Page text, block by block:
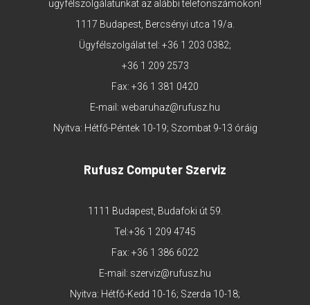
ügyfélszolgálatunkat az alábbi telefonszámokon!
1117 Budapest, Bercsényi utca 19/a.
Ügyfélszolgálat tel: +36 1 203 0382;
+36 1 209 2573
Fax: +36 1 381 0420
E-mail: webaruhaz@rufusz.hu
Nyitva: Hétfő-Péntek 10-19; Szombat 9-13 óráig
Rufusz Computer Szerviz
1111 Budapest, Budafoki út 59.
Tel:+36 1 209 4745
Fax: +36 1 386 6022
E-mail: szerviz@rufusz.hu
Nyitva: Hétfő-Kedd 10-16; Szerda 10-18;